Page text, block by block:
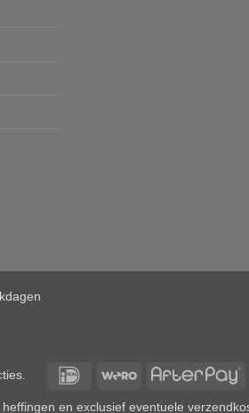
IDeal Wero
en exclusief eventuele